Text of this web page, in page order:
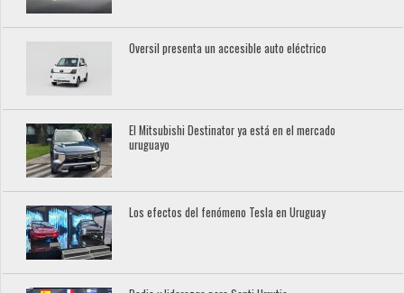
Oversil presenta un accesible auto eléctrico
El Mitsubishi Destinator ya está en el mercado
uruguayo
Los efectos del fenómeno Tesla en Uruguay